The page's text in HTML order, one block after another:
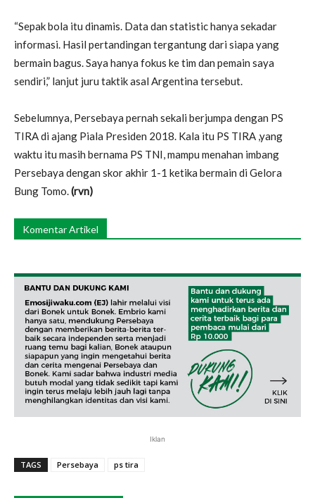
“Sepak bola itu dinamis. Data dan statistic hanya sekadar
informasi. Hasil pertandingan tergantung dari siapa yang
bermain bagus. Saya hanya fokus ke tim dan pemain saya
sendiri,” lanjut juru taktik asal Argentina tersebut.
Sebelumnya, Persebaya pernah sekali berjumpa dengan PS
TIRA di ajang Piala Presiden 2018. Kala itu PS TIRA ,yang
waktu itu masih bernama PS TNI, mampu menahan imbang
Persebaya dengan skor akhir 1-1 ketika bermain di Gelora
Bung Tomo. (rvn)
Komentar Artikel
Iklan
TAGS Persebaya ps tira